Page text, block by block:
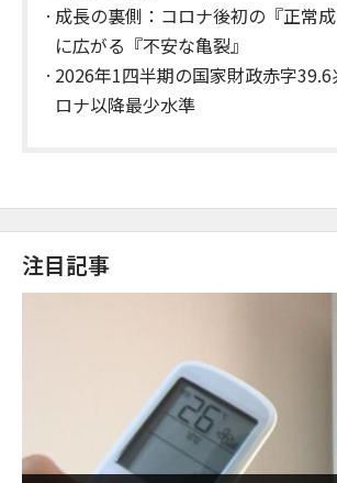
成長の裏側：コロナ後初の『正常
に広がる『不安な亀裂』
2026年1四半期の国家財政赤字
ロナ以降最少水準
注目記事